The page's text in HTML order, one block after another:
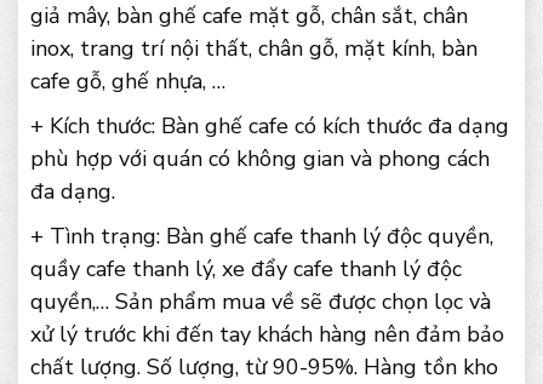
giả mây, bàn ghế cafe mặt gỗ, chân sắt, chân
inox, trang trí nội thất, chân gỗ, mặt kính, bàn
cafe gỗ, ghế nhựa, …
+ Kích thước: Bàn ghế cafe có kích thước đa dạng
phù hợp với quán có không gian và phong cách
đa dạng.
+ Tình trạng: Bàn ghế cafe thanh lý độc quyền,
quầy cafe thanh lý, xe đẩy cafe thanh lý độc
quyền,… Sản phẩm mua về sẽ được chọn lọc và
xử lý trước khi đến tay khách hàng nên đảm bảo
chất lượng. Số lượng, từ 90-95%. Hàng tồn kho